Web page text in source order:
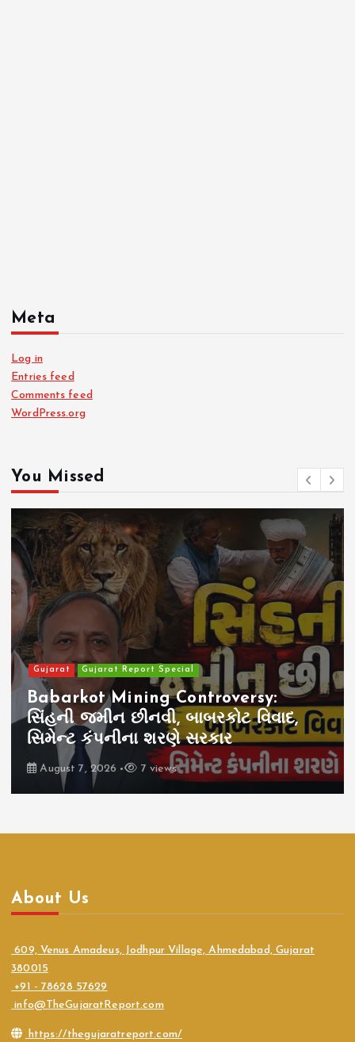
Meta
Log in
Entries feed
Comments feed
WordPress.org
You Missed
Gujarat Gujarat Report Special
Babarkot Mining Controversy:
સિંહની જમીન છીનવી, બાબરકોટ વિવાદ,
સિમેન્ટ કંપનીના શરણે સરકાર
August 7, 2026 7 views
About Us
609, Venus Amadeus, Jodhpur Village, Ahmedabad, Gujarat
380015
+91 - 78628 57629
info@TheGujaratReport.com
https://thegujaratreport.com/